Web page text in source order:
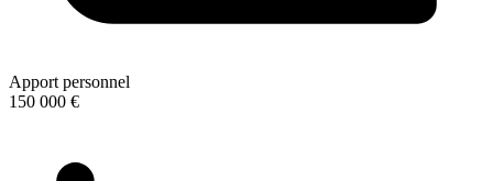
Apport personnel
150 000 €